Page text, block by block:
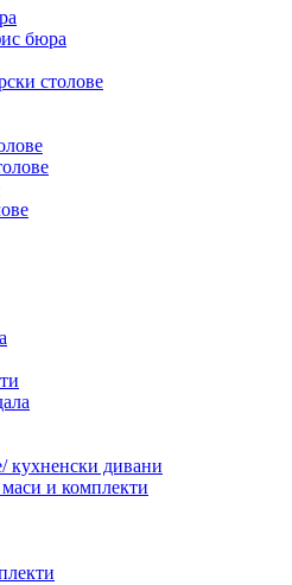
бюра
столове
кухненски дивани
и комплекти